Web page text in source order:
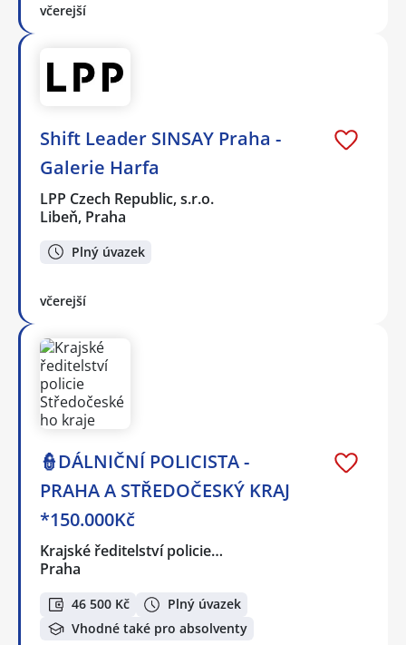
včerejší
Shift Leader SINSAY Praha -
Galerie Harfa
LPP Czech Republic, s.r.o.
Libeň, Praha
Plný úvazek
včerejší
👮DÁLNIČNÍ POLICISTA -
PRAHA A STŘEDOČESKÝ KRAJ
*150.000Kč
Krajské ředitelství policie…
Praha
46 500 Kč
Plný úvazek
Vhodné také pro absolventy